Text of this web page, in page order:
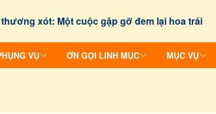
xót: Một cuộc gặp gỡ đem lại hoa trái
VỤ ƠN GỌI LINH MỤC MỤC VỤ